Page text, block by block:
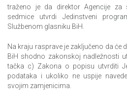
traženo je da direktor Agencije za
sedmice utvrdi Jedinstveni
Službenom glasniku BiH.
Na kraju rasprave je zaključeno da će
BiH shodno zakonskoj nadležnosti
tačka c) Zakona o popisu utvrditi
podataka i ukoliko ne uspije
svojim zamjenicima.